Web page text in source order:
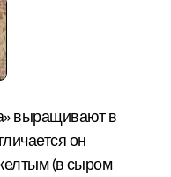
выращивают в
он
(в сыром